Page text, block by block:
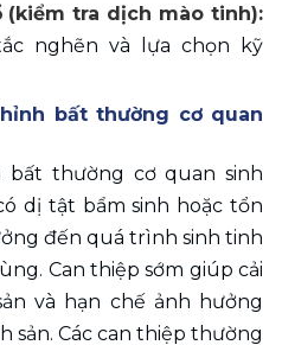
tra dịch mào tinh):
nghẽn và lựa chọn kỹ
bất thường cơ quan
thường cơ quan sinh
dị tật bẩm sinh hoặc tổn
đến quá trình sinh tinh
Can thiệp sớm giúp cải
và hạn chế ảnh hưởng
sản. Các can thiệp thường